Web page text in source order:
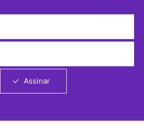
Assinar